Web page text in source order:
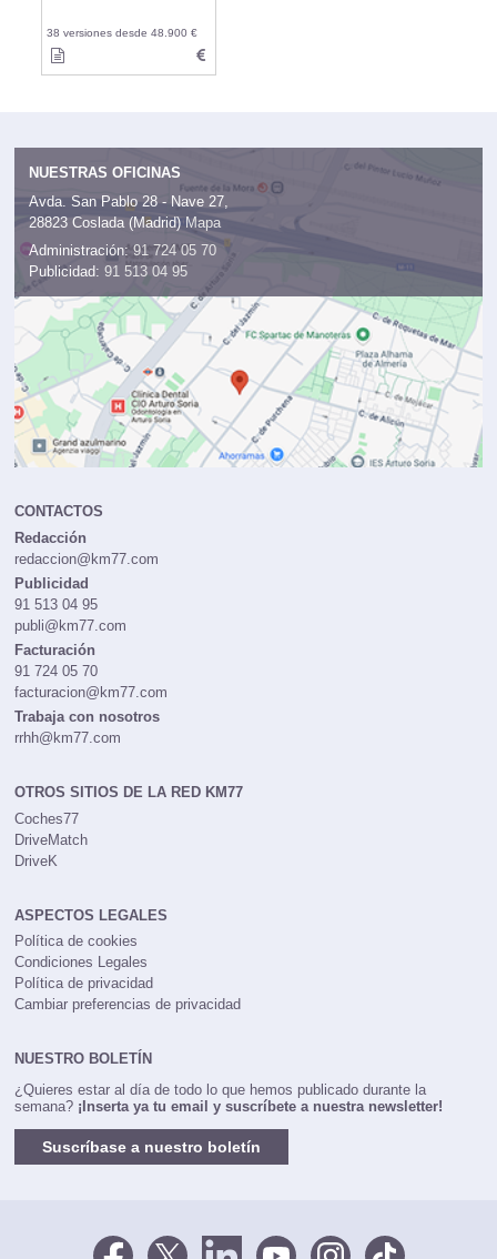
38 versiones desde 48.900 €
NUESTRAS OFICINAS
Avda. San Pablo 28 - Nave 27,
28823 Coslada (Madrid) Mapa
Administración: 91 724 05 70
Publicidad: 91 513 04 95
CONTACTOS
Redacción
redaccion@km77.com
Publicidad
91 513 04 95
publi@km77.com
Facturación
91 724 05 70
facturacion@km77.com
Trabaja con nosotros
rrhh@km77.com
OTROS SITIOS DE LA RED KM77
Coches77
DriveMatch
DriveK
ASPECTOS LEGALES
Política de cookies
Condiciones Legales
Política de privacidad
Cambiar preferencias de privacidad
NUESTRO BOLETÍN
¿Quieres estar al día de todo lo que hemos publicado durante la
semana? ¡Inserta ya tu email y suscríbete a nuestra newsletter!
Suscríbase a nuestro boletín